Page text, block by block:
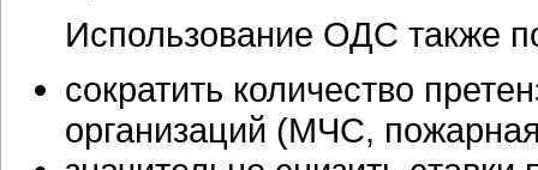
Использование ОДС также
сократить количество
организаций (МЧС,